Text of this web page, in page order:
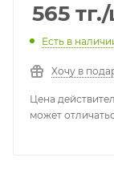
565 тг.
Есть в
Хочу в
Цена
может